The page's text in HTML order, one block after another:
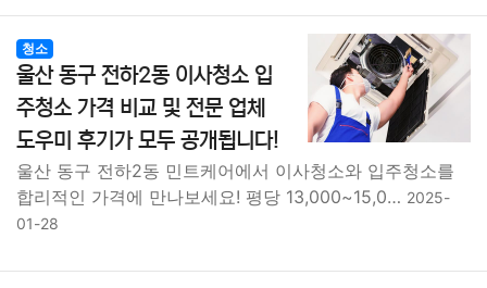
청소
울산 동구 전하2동 이사청소 입
주청소 가격 비교 및 전문 업체
도우미 후기가 모두 공개됩니다!
울산 동구 전하2동 민트케어에서 이사청소와 입주청소를
합리적인 가격에 만나보세요! 평당 13,000~15,0… 2025-
01-28